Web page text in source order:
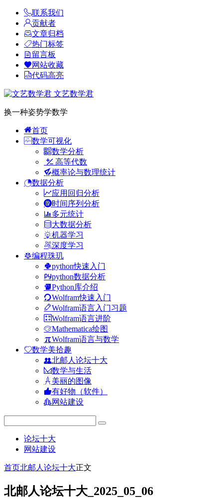
联系我们
贡献者
文章归档
热门标签
留言板
网站收藏
代码高亮
文艺数学君
换一种姿势学数学
首页
数学可视化
数学分析
高等代数
概率论与数理统计
数据分析
应用回归分析
时间序列分析
多元统计
大数据分析
机器学习
深度学习
编程珠玑
python快速入门
python数据分析
Python库介绍
Wolfram快速入门
Wolfram语言入门习题
Wolfram语言进阶
Mathematica绘图
Wolfram语言与数学
数学美拾趣
北邮人论坛十大
数学与生活
美丽的图像
有好物（软件）
网站建设
论坛十大
网站建设
首页北邮人论坛十大正文
北邮人论坛十大_2025_05_06